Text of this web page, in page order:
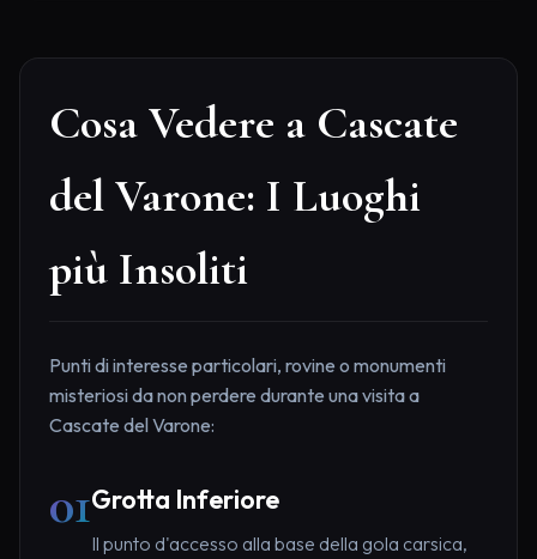
Cosa Vedere a Cascate
del Varone: I Luoghi
più Insoliti
Punti di interesse particolari, rovine o monumenti
misteriosi da non perdere durante una visita a
Cascate del Varone:
01Grotta Inferiore
Il punto d'accesso alla base della gola carsica,